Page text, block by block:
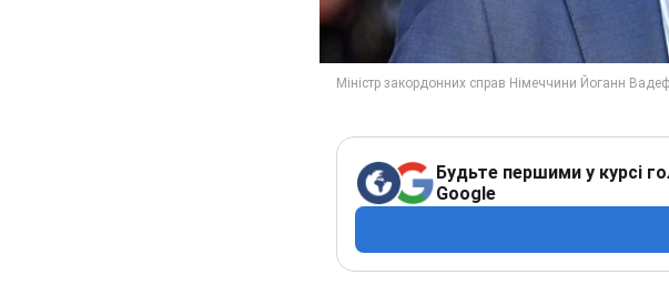
Будьте першими у курсі
Google